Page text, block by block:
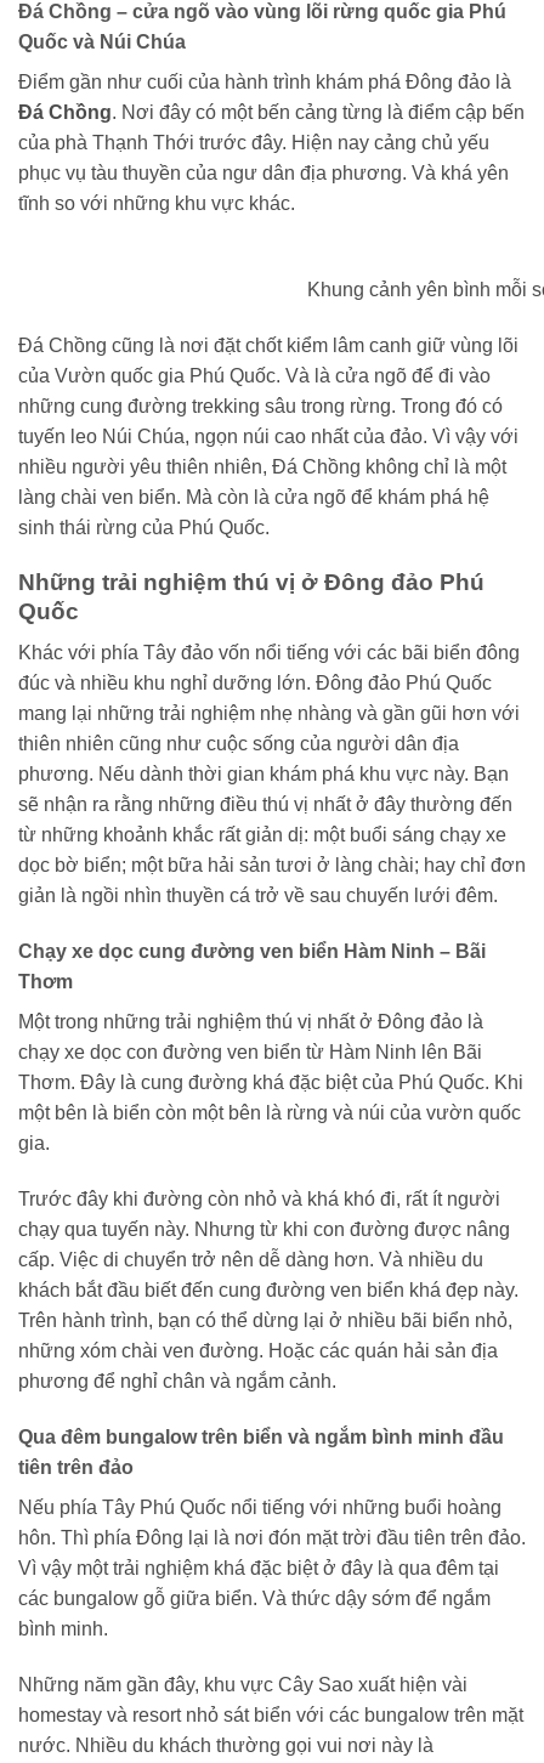
Đá Chồng – cửa ngõ vào vùng lõi rừng quốc gia Phú
Quốc và Núi Chúa
Điểm gần như cuối của hành trình khám phá Đông đảo là
Đá Chồng. Nơi đây có một bến cảng từng là điểm cập bến
của phà Thạnh Thới trước đây. Hiện nay cảng chủ yếu
phục vụ tàu thuyền của ngư dân địa phương. Và khá yên
tĩnh so với những khu vực khác.
Khung cảnh yên bình mỗi
Đá Chồng cũng là nơi đặt chốt kiểm lâm canh giữ vùng lõi
của Vườn quốc gia Phú Quốc. Và là cửa ngõ để đi vào
những cung đường trekking sâu trong rừng. Trong đó có
tuyến leo Núi Chúa, ngọn núi cao nhất của đảo. Vì vậy với
nhiều người yêu thiên nhiên, Đá Chồng không chỉ là một
làng chài ven biển. Mà còn là cửa ngõ để khám phá hệ
sinh thái rừng của Phú Quốc.
Những trải nghiệm thú vị ở Đông đảo Phú
Quốc
Khác với phía Tây đảo vốn nổi tiếng với các bãi biển đông
đúc và nhiều khu nghỉ dưỡng lớn. Đông đảo Phú Quốc
mang lại những trải nghiệm nhẹ nhàng và gần gũi hơn với
thiên nhiên cũng như cuộc sống của người dân địa
phương. Nếu dành thời gian khám phá khu vực này. Bạn
sẽ nhận ra rằng những điều thú vị nhất ở đây thường đến
từ những khoảnh khắc rất giản dị: một buổi sáng chạy xe
dọc bờ biển; một bữa hải sản tươi ở làng chài; hay chỉ đơn
giản là ngồi nhìn thuyền cá trở về sau chuyến lưới đêm.
Chạy xe dọc cung đường ven biển Hàm Ninh – Bãi
Thơm
Một trong những trải nghiệm thú vị nhất ở Đông đảo là
chạy xe dọc con đường ven biển từ Hàm Ninh lên Bãi
Thơm. Đây là cung đường khá đặc biệt của Phú Quốc. Khi
một bên là biển còn một bên là rừng và núi của vườn quốc
gia.
Trước đây khi đường còn nhỏ và khá khó đi, rất ít người
chạy qua tuyến này. Nhưng từ khi con đường được nâng
cấp. Việc di chuyển trở nên dễ dàng hơn. Và nhiều du
khách bắt đầu biết đến cung đường ven biển khá đẹp này.
Trên hành trình, bạn có thể dừng lại ở nhiều bãi biển nhỏ,
những xóm chài ven đường. Hoặc các quán hải sản địa
phương để nghỉ chân và ngắm cảnh.
Qua đêm bungalow trên biển và ngắm bình minh đầu
tiên trên đảo
Nếu phía Tây Phú Quốc nổi tiếng với những buổi hoàng
hôn. Thì phía Đông lại là nơi đón mặt trời đầu tiên trên đảo.
Vì vậy một trải nghiệm khá đặc biệt ở đây là qua đêm tại
các bungalow gỗ giữa biển. Và thức dậy sớm để ngắm
bình minh.
Những năm gần đây, khu vực Cây Sao xuất hiện vài
homestay và resort nhỏ sát biển với các bungalow trên mặt
nước. Nhiều du khách thường gọi vui nơi này là